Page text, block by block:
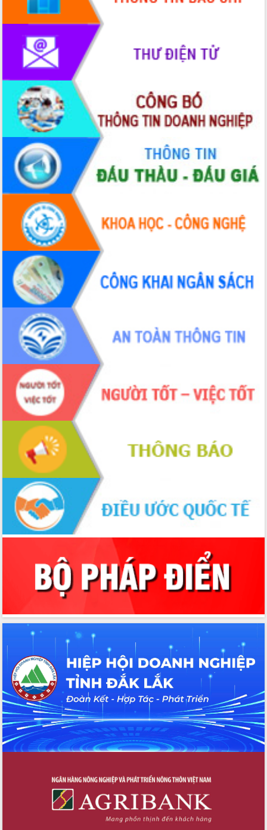
UBND tỉnh họp báo định kỳ tháng 4
năm 2026
Hội thảo khoa học “Giải pháp thúc đẩy
phát triển nền kinh tế xanh tại tỉnh
Đắk Lắk”
Tăng cường giám sát, đôn đốc thực
hiện nhiệm vụ quản lý tài sản công
hàng tuần
Tháo gỡ những vướng mắc, đẩy mạnh
công tác cải cách thủ tục hành chính
tại Trung tâm Phục vụ hành chính
công tỉnh
Đắk Lắk: Tôn vinh 46 giải pháp tại Hội
thi Sáng tạo Kỹ thuật 2024 - 2025
Đắk Lắk rà soát, điều chỉnh Đề án 190
về phát triển nuôi trồng thủy sản
Phó Chủ tịch UBND tỉnh Đắk Lắk
Trương Công Thái kiểm tra thực địa
Dự án cao tốc Khánh Hòa - Buôn Ma
Thuột
Định vị cà phê Việt Nam như một “di
sản sống” trong dòng chảy toàn cầu
Xây dựng nông thôn mới: Nâng cao đời
sống người dân từ những mô hình thiết
thực
Quyết liệt tháo gỡ vướng mắc, đẩy
nhanh tiến độ các dự án trọng điểm
trong Khu kinh tế Nam Phú Yên
Hòn Yến phát triển du lịch gắn với bảo
tồn biển
Lấy ý kiến điều chỉnh Quy hoạch tỉnh
Đắk Lắk thời kỳ 2021-2030, tầm nhìn
đến năm 2050
Phát động chiến dịch 30 ngày đêm
giải phóng mặt bằng Tuyến đường bộ
ven biển
Đắk Lắk nỗ lực thúc đẩy tăng trưởng
kinh tế từ 10% trở lên trong Quý
II/2026
Đắk Lắk ký kết thỏa thuận hợp tác về
chuyển đổi số giai đoạn 2026 – 2030
với Tập đoàn Bưu chính Viễn thông
Thứ trưởng Bộ Y tế làm việc với tỉnh
Đắk Lắk về phát triển nhân lực y tế
cho trạm y tế cấp xã
du khách thông qua Hệ thống cơ sở dữ
liệu và Bản đồ số
Tập huấn ứng dụng trí tuệ nhân tạo (AI)
trong thương mại điện tử năm 2026
Đoàn đại biểu Quốc hội tỉnh Đắk Lắk
trao đổi thông tin trước Kỳ họp thứ
nhất, Quốc hội khóa XVI
Quyết liệt cải cách hành chính, khơi
thông nguồn lực phát triển
Nâng cao hiệu lực, hiệu quả HĐND
tỉnh thông qua hiện đại hóa hành chính
chuyển đổi số
Phó Chủ tịch Thường trực UBND tỉnh
Hồ Thị Nguyên Thảo làm việc tại Trung
tâm Phục vụ hành chính công xã Ea